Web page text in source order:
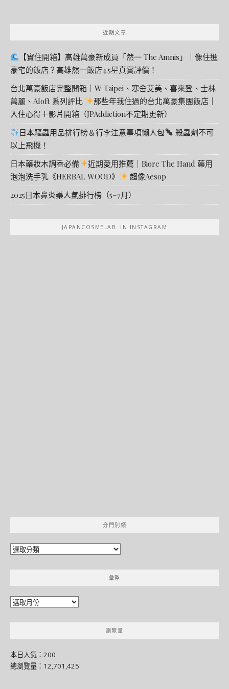
近期文章
【實住開箱】高雄萬豪新成員「然一 The Amnis」｜像住進
豪宅的飯店？高雄然一飯店4.5星真實評價！
台北萬豪飯店完整開箱｜W Taipei、寒舍艾美、喜來登、士林
萬麗、Aloft 系列評比
那些年我住過的台北萬豪集團飯店｜
入住心得＋影片開箱（JPAddiction不定期更新）
日本驅蟲用品排行榜＆行李注意事項懶人包
殺蟲劑不可
以上飛機！
日本藥妝木調香必備
近期愛用推薦｜Biore The Hand 藥用
泡泡洗手乳《HERBAL WOOD》
超像Aesop
2025日本鼻炎藥人氣排行榜（5–7月）
JAPANCOSMELAB. IN INSTAGRAM
分門別類
分
別
彙整
彙
瀏覽量
本日人氣：200
總瀏覽量：12,701,425